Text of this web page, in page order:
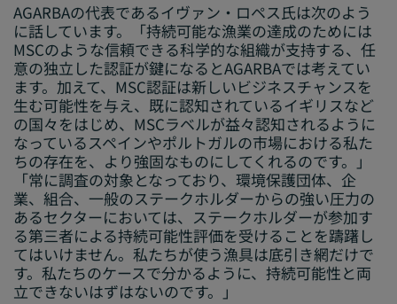
AGARBAの代表であるイヴァン・ロペス氏は次のよう
に話しています。「持続可能な漁業の達成のためには
MSCのような信頼できる科学的な組織が支持する、任
意の独立した認証が鍵になるとAGARBAでは考えてい
ます。加えて、MSC認証は新しいビジネスチャンスを
生む可能性を与え、既に認知されているイギリスなど
の国々をはじめ、MSCラベルが益々認知されるように
なっているスペインやポルトガルの市場における私た
ちの存在を、より強固なものにしてくれるのです。」
「常に調査の対象となっており、環境保護団体、企
業、組合、一般のステークホルダーからの強い圧力の
あるセクターにおいては、ステークホルダーが参加す
る第三者による持続可能性評価を受けることを躊躇し
てはいけません。私たちが使う漁具は底引き網だけで
す。私たちのケースで分かるように、持続可能性と両
立できないはずはないのです。」